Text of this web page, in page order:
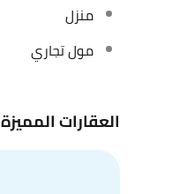
منزل
مول تجاري
العقارات المميزة